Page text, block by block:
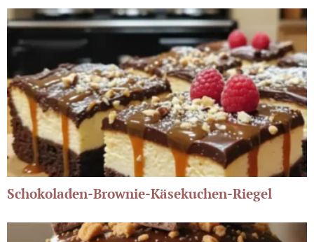
Schokoladen-Brownie-Käsekuchen-Riegel